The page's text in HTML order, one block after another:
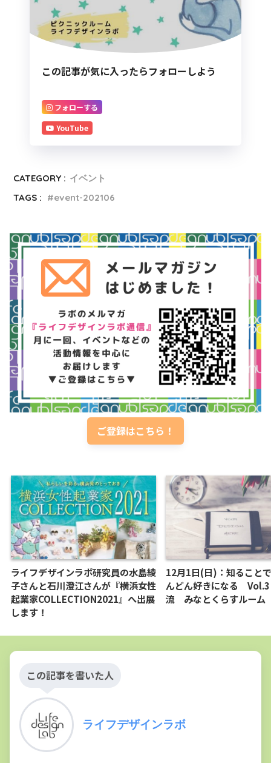
この記事が気に入ったらフォローしよう
フォローする
YouTube
CATEGORY : イベント
TAGS :
event-202106
ご登録はこちら！
ライフデザインラボ研究員の水島綾
子さんと石川澄江さんが『横浜女性
起業家COLLECTION2021』へ出展
します！
12月1日(日)：知ること
んどん好きになる Vol.3
流 みなとくらすルーム
この記事を書いた人
ライフデザインラボ